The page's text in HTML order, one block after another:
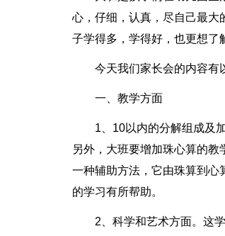
心，仔细，认真，尽自己最大
子学得多，学得好，也更想了
今天我们家长会的内容有
一、教学方面
1、10以内的分解组成及
另外，大班要增加珠心算的
一种辅助方法，它由珠算到心
的学习有所帮助。
2、科学和艺术方面。这